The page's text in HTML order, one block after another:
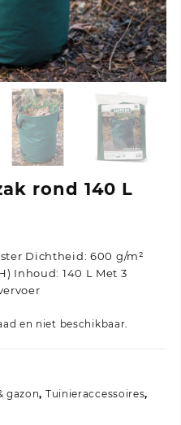
rond 140 L
Dichtheid: 600 g/m²
Inhoud: 140 L Met 3
en niet beschikbaar.
gazon, Tuinieraccessoires,